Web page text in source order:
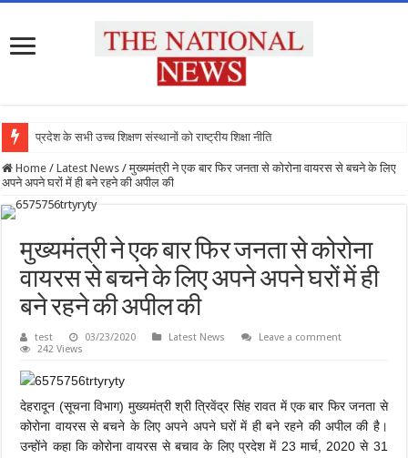
प्रदेश के सभी उच्च शिक्षण संस्थानों को राष्ट्रीय शिक्षा नीति के अन
Home / Latest News / मुख्यमंत्री ने एक बार फिर जनता से कोरोना वायरस से बचने के लिए
अपने अपने घरों में ही बने रहने की अपील की
मुख्यमंत्री ने एक बार फिर जनता से कोरोना
वायरस से बचने के लिए अपने अपने घरों में ही
बने रहने की अपील की
test 03/23/2020 Latest News
Leave a comment
242 Views
देहरादून (सूचना विभाग) मुख्यमंत्री श्री त्रिवेंद्र सिंह रावत में एक बार फिर जनता से
कोरोना वायरस से बचने के लिए अपने अपने घरों में ही बने रहने की अपील की है।
उन्होंने कहा कि कोरोना वायरस से बचाव के लिए प्रदेश में 23 मार्च, 2020 से 31